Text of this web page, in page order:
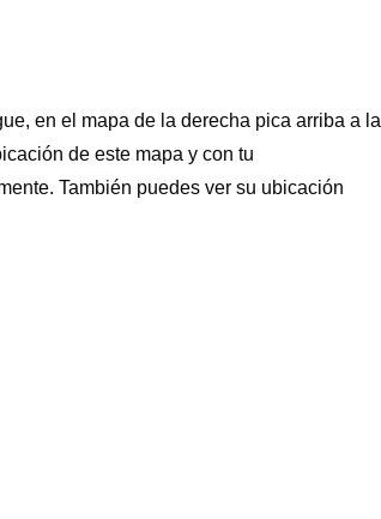
en el mapa de la derecha pica arriba a la
de este mapa y con tu
También puedes ver su ubicación